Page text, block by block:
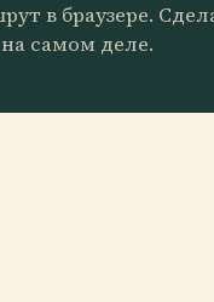
в браузере.
самом деле.